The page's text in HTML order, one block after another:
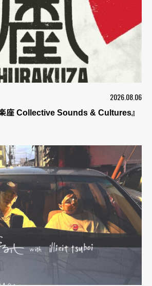
2026.08.06
座 Collective Sounds & Cultures』